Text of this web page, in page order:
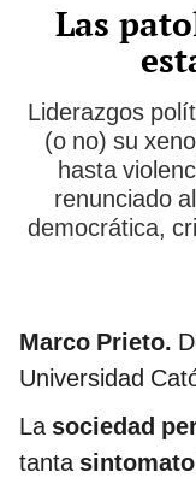
Las
Liderazgos
(o no) su
hasta
renunciado
democrática,
Marco Prieto.
Universidad
La sociedad
tanta